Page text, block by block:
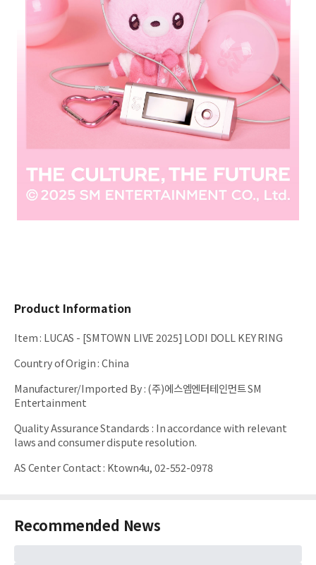
Product Information
Item: LUCAS - [SMTOWN LIVE 2025] LODI DOLL KEY RING
Country of Origin:China
Manufacturer/Imported By:(주)에스엠엔터테인먼트 SM
Entertainment
Quality Assurance Standards : In accordance with relevant
laws and consumer dispute resolution.
AS Center Contact: Ktown4u, 02-552-0978
Recommended News